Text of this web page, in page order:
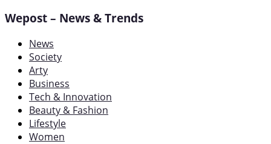
Wepost – News & Trends
News
Society
Arty
Business
Tech & Innovation
Beauty & Fashion
Lifestyle
Women